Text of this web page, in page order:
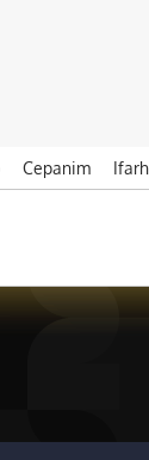
Cepanim